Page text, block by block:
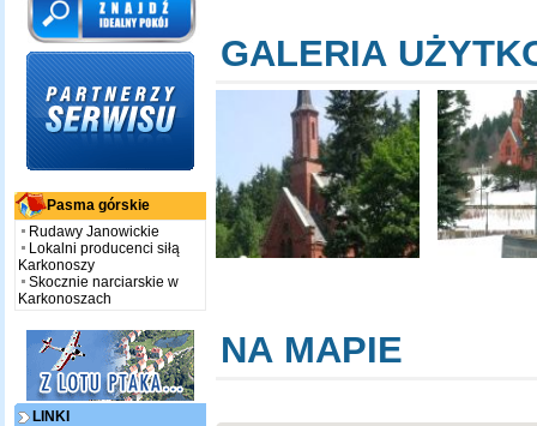
Pasma górskie
Rudawy Janowickie
Lokalni producenci siłą
Karkonoszy
Skocznie narciarskie w
Karkonoszach
LINKI
GALERIA
NA MAPIE